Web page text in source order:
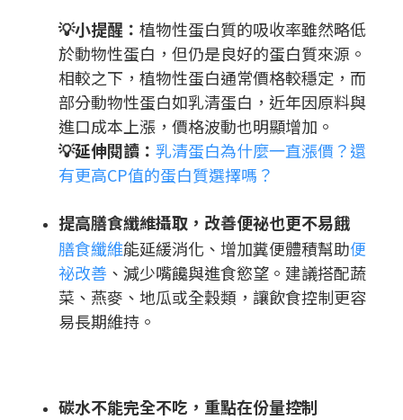
💡小提醒： 植物性蛋白質的吸收率雖然略低
於動物性蛋白，但仍是良好的蛋白質來源。
相較之下，植物性蛋白通常價格較穩定，而
部分動物性蛋白如乳清蛋白，近年因原料與
進口成本上漲，價格波動也明顯增加。
💡延伸閱讀： 乳清蛋白為什麼一直漲價？還
有更高CP值的蛋白質選擇嗎？
提高膳食纖維攝取，改善便祕也更不易餓
膳食纖維能延緩消化、增加糞便體積幫助便
祕改善 、減少嘴饞與進食慾望。建議搭配蔬
菜、燕麥、地瓜或全穀類，讓飲食控制更容
易長期維持。
碳水不能完全不吃，重點在份量控制